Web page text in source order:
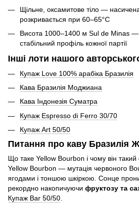
Щільне, оксамитове тіло —
розкривається при 60–65°C
Висота 1000–1400 м Sul de Minas —
стабільний профіль кожної партії
Інші лоти нашого
Купаж Love 100% арабіка Бразилія
Кава Бразилія Моджиана
Кава Індонезія Суматра
Купаж Espresso di Ferro 30/70
Купаж Art 50/50
Питання про каву Бразилія
Що таке Yellow Bourbon і чому він
Yellow Bourbon — мутація червоного
ягодами і тоншою шкіркою. Сонце
рекордно накопичуючи фруктозу та
Купаж Bar 50/50